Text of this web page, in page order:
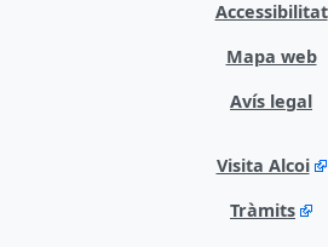
Accessibilitat
Mapa web
Avís legal
Visita Alcoi
Tràmits